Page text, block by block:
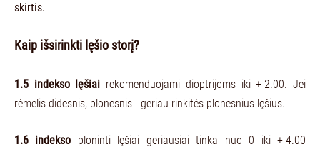
skirtis.
Kaip išsirinkti lęšio storį?
1.5 indekso lęšiai rekomenduojami dioptrijoms iki +-2.00. Jei
rėmelis didesnis, plonesnis - geriau rinkitės plonesnius lęšius.
1.6 indekso ploninti lęšiai geriausiai tinka nuo 0 iki +-4.00